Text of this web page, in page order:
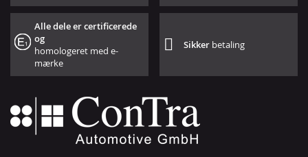
Alle dele er certificerede
og
homologeret med e-
mærke
Sikker betaling